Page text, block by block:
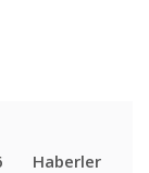
Haberler